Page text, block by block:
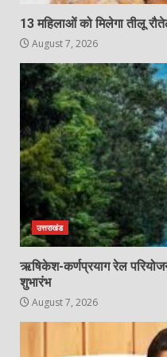
13 महिलाओं को मिलेगा तीलू
August 7, 2026
उत्तराखंड
ऋषिकेश-कर्णप्रयाग रेल
शुभारंभ
August 7, 2026